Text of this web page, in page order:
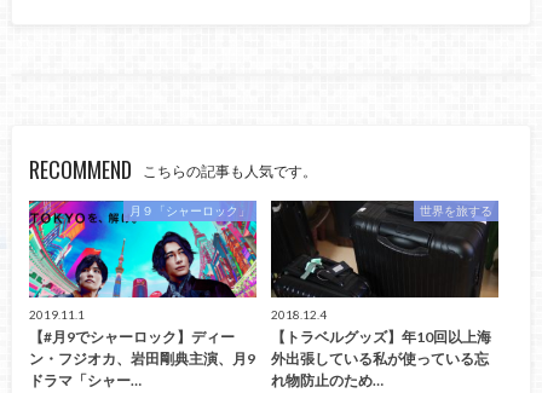
RECOMMEND こちらの記事も人気です。
月９「シャーロック」
2019.11.1
【#月9でシャーロック】ディー
ン・フジオカ、岩田剛典主演、月9
ドラマ「シャー…
世界を旅する
2018.12.4
【トラベルグッズ】年10回以上海
外出張している私が使っている忘
れ物防止のため…